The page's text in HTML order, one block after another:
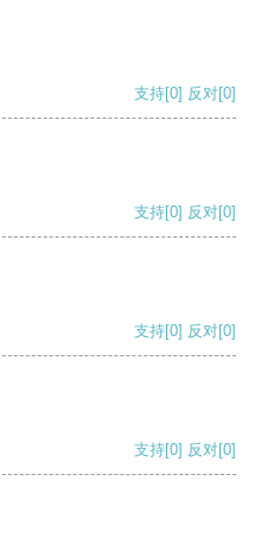
支持[0] 反对[0]
支持[0] 反对[0]
支持[0] 反对[0]
支持[0] 反对[0]